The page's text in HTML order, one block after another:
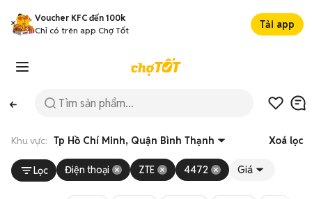
Voucher KFC đến 100k
Chỉ có trên app Chợ Tốt
Tải app
Khu vực: Tp Hồ Chí Minh, Quận Bình Thạnh Xoá lọc
Lọc Điện thoại ZTE 4472 Giá